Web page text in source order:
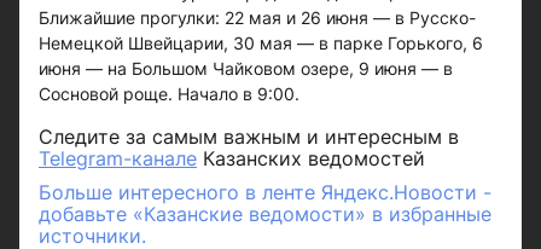
Ближайшие прогулки: 22 мая и 26 июня — в Русско-
Немецкой Швейцарии, 30 мая — в парке Горького, 6
июня — на Большом Чайковом озере, 9 июня — в
Сосновой роще. Начало в 9:00.
Следите за самым важным и интересным в
Telegram-канале Казанских ведомостей
Больше интересного в ленте Яндекс.Новости -
добавьте «Казанские ведомости» в избранные
источники.